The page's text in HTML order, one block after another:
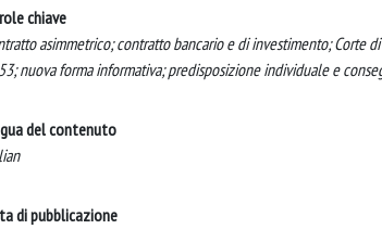
chiave
asimmetrico; contratto bancario e di investimento; Corte
nuova forma informativa; predisposizione individuale e
del contenuto
di pubblicazione